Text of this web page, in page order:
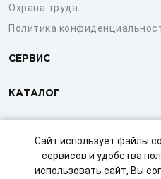
Сайт использует файлы
сервисов и удобства
использовать сайт, Вы
Охрана труда
Политика
СЕРВИС
КАТАЛОГ